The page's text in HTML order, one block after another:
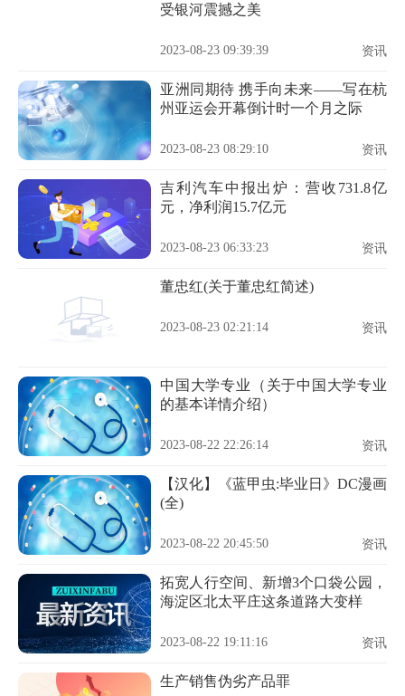
受银河震撼之美
2023-08-23 09:39:39 资讯
亚洲同期待 携手向未来——写在杭
州亚运会开幕倒计时一个月之际
2023-08-23 08:29:10 资讯
吉利汽车中报出炉：营收731.8亿
元，净利润15.7亿元
2023-08-23 06:33:23 资讯
董忠红(关于董忠红简述)
2023-08-23 02:21:14 资讯
中国大学专业（关于中国大学专业
的基本详情介绍）
2023-08-22 22:26:14 资讯
【汉化】《蓝甲虫:毕业日》DC漫画
(全)
2023-08-22 20:45:50 资讯
拓宽人行空间、新增3个口袋公园，
海淀区北太平庄这条道路大变样
2023-08-22 19:11:16 资讯
生产销售伪劣产品罪